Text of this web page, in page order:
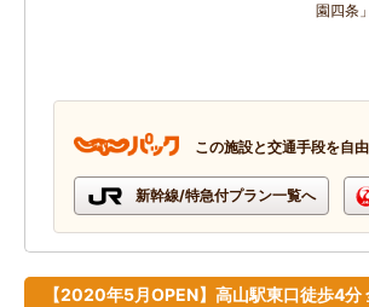
園四条
この施設と交通手段を自
新幹線/特急付プラン一覧へ
【2020年5月OPEN】高山駅東口徒歩4